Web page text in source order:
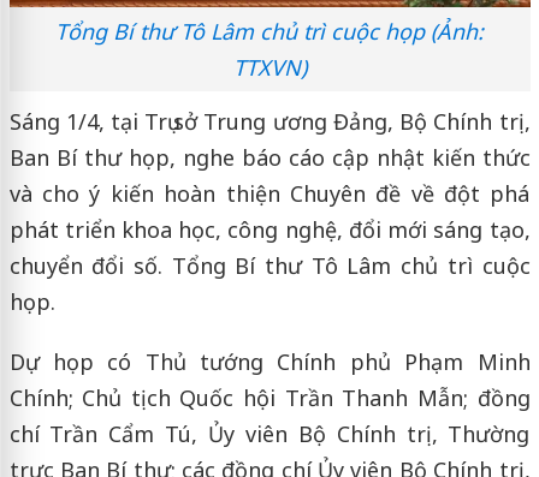
Tổng Bí thư Tô Lâm chủ trì cuộc họp (Ảnh:
TTXVN)
Sáng 1/4, tại Trụ sở Trung ương Đảng, Bộ Chính trị,
Ban Bí thư họp, nghe báo cáo cập nhật kiến thức
và cho ý kiến hoàn thiện Chuyên đề về đột phá
phát triển khoa học, công nghệ, đổi mới sáng tạo,
chuyển đổi số. Tổng Bí thư Tô Lâm chủ trì cuộc
họp.
Dự họp có Thủ tướng Chính phủ Phạm Minh
Chính; Chủ tịch Quốc hội Trần Thanh Mẫn; đồng
chí Trần Cẩm Tú, Ủy viên Bộ Chính trị, Thường
trực Ban Bí thư; các đồng chí Ủy viên Bộ Chính trị,